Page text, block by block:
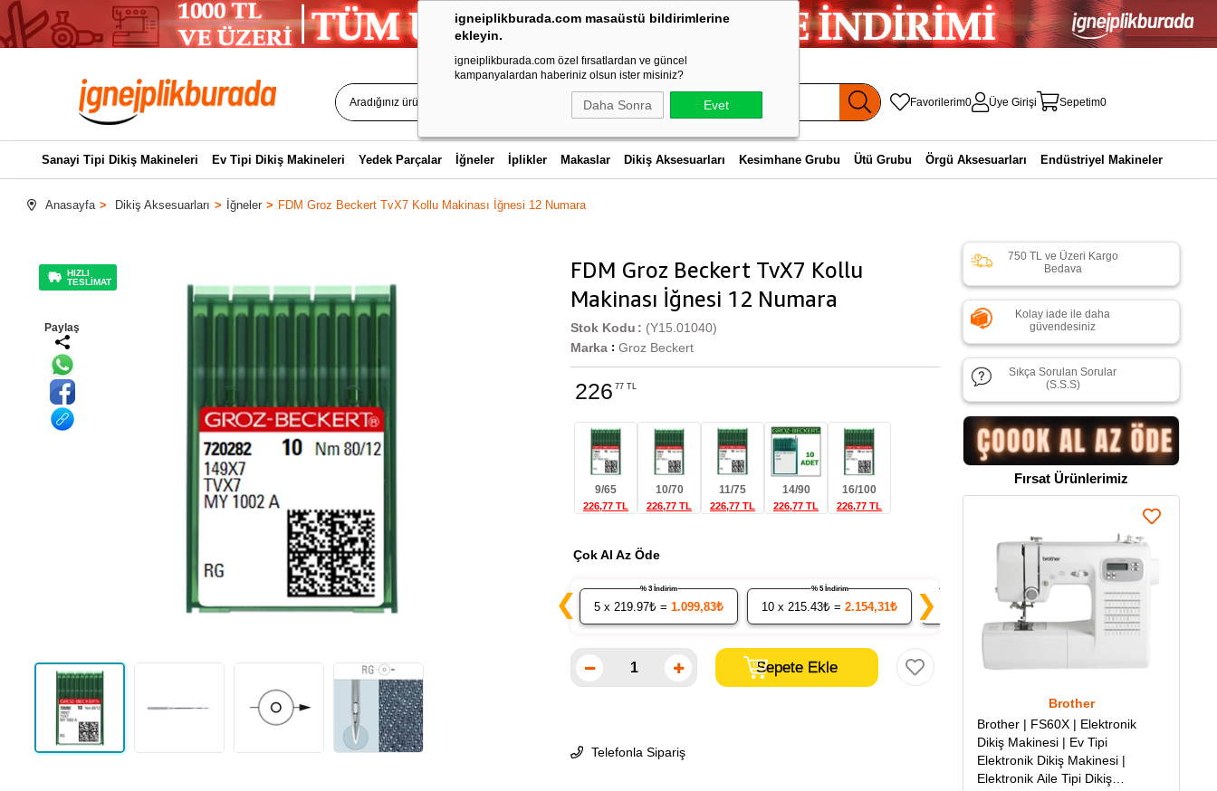
igneiplikburada.com masaüstü bildirimlerine
ekleyin.
igneiplikburada.com özel fırsatlardan ve güncel
kampanyalardan haberiniz olsun ister misiniz?
Daha Sonra Evet Favorilerim0 Üye Girişi Sepetim0
Sanayi Tipi Dikiş Makineleri Ev Tipi Dikiş Makineleri Yedek Parçalar İğneler İplikler Makaslar Dikiş Aksesuarları Kesimhane Grubu Ütü Grubu Örgü Aksesuarları Endüstriyel Makineler
Anasayfa Dikiş Aksesuarları İğneler FDM Groz Beckert TvX7 Kollu Makinası İğnesi 12 Numara
HIZLI
TESLİMAT
Paylaş
FDM Groz Beckert TvX7 Kollu
Makinası İğnesi 12 Numara
(Y15.01040)
Stok Kodu
Marka : Groz Beckert
226 77 TL
9/65
226,77 TL
10/70
226,77 TL
11/75
226,77 TL
14/90
226,77 TL
16/100
226,77 TL
Çok Al Az Öde
❮ 5 x 219.97₺ = 1.099,83₺
% 3 İndirim
10 x 215.43₺ = 2.154,31₺
% 5 İndirim
x 210.90₺ =4.217,92₺ 50x 206.36₺ =
❯
Telefonla Sipariş
750 TL ve Üzeri Kargo
Bedava
Kolay iade ile daha
güvendesiniz
Sıkça Sorulan Sorular
(S.S.S)
Fırsat Ürünlerimiz
Brother
Brother | FS60X | Elektronik
Dikiş Makinesi | Ev Tipi
Elektronik Dikiş Makinesi |
Elektronik Aile Tipi Dikiş